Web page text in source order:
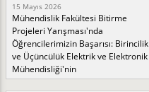
15 Mayıs 2026
Mühendislik Fakültesi Bitirme
Projeleri Yarışması'nda
Öğrencilerimizin Başarısı: Birincilik
ve Üçüncülük Elektrik ve Elektronik
Mühendisliği'nin